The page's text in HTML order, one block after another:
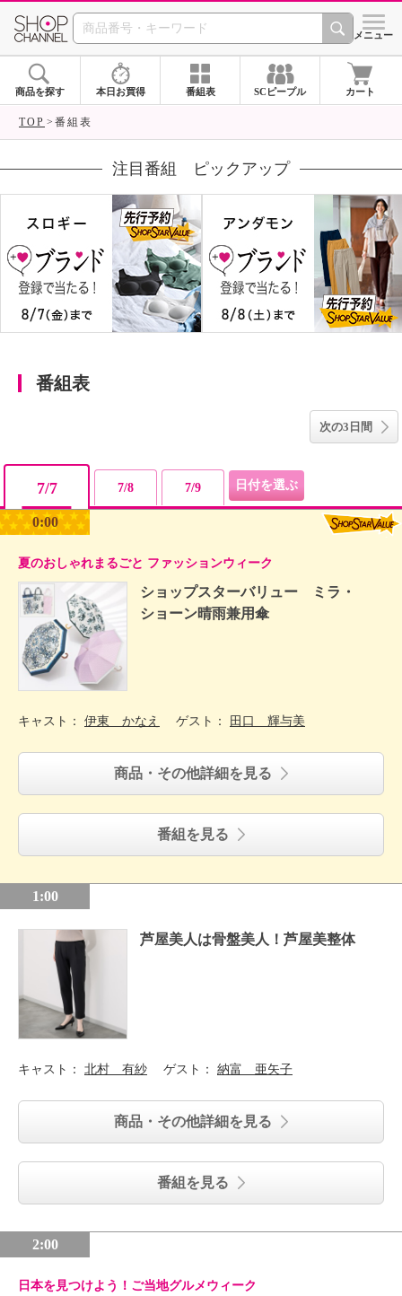
SHOP CHANNEL シメニュー
商品を探す 本日お買得 番組表 SCピープル カート
TOP 番組表
注目番組 ピックアップ
番組表
次の3日間
7/7 7/8 7/9
0:00
夏のおしゃれまるごと ファッションウィーク
ショップスターバリュー ミラ・
ショーン晴雨兼用傘
キャスト： 伊東 かなえ ゲスト： 田口 輝与美
商品・その他詳細を見る
番組を見る
1:00
芦屋美人は骨盤美人！芦屋美整体
キャスト： 北村 有紗 ゲスト： 納富 亜矢子
商品・その他詳細を見る
番組を見る
2:00
日本を見つけよう！ご当地グルメウィーク